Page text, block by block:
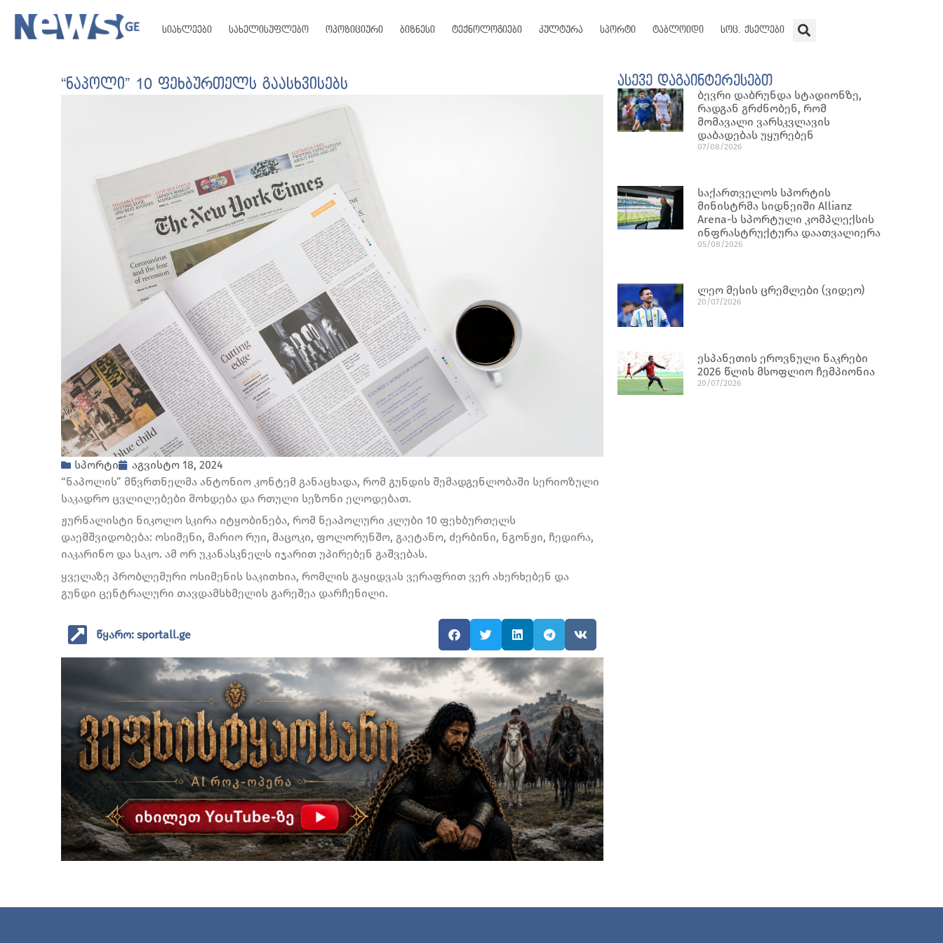
სიახლეები სახელისუფლებო ოპოზიციური ბიზნესი ტექნოლოგიები კულტურა სპორტი ტაბლოიდი სოც. ქსელები
“ნაპოლი” 10 ფეხბურთელს გაასხვისებს
სპორტი
აგვისტო 18, 2024
“ნაპოლის” მწვრთნელმა ანტონიო კონტემ განაცხადა, რომ გუნდის შემადგენლობაში სერიოზული
საკადრო ცვლილებები მოხდება და რთული სეზონი ელოდებათ.
ჟურნალისტი ნიკოლო სკირა იტყობინება, რომ ნეაპოლური კლუბი 10 ფეხბურთელს
დაემშვიდობება: ოსიმენი, მარიო რუი, მაცოკი, ფოლორუნშო, გაეტანო, ძერბინი, ნგონჟი, ჩედირა,
იაკარინო და საკო. ამ ორ უკანასკნელს იჯარით უპირებენ გაშვებას.
ყველაზე პრობლემური ოსიმენის საკითხია, რომლის გაყიდვას ვერაფრით ვერ ახერხებენ და
გუნდი ცენტრალური თავდამსხმელის გარეშეა დარჩენილი.
წყარო: sportall.ge
ასევე დაგაინტერესებთ
ბევრი დაბრუნდა სტადიონზე,
რადგან გრძნობენ, რომ
მომავალი ვარსკვლავის
დაბადებას უყურებენ
07/08/2026
საქართველოს სპორტის
მინისტრმა სიდნეიში Allianz
Arena-ს სპორტული კომპლექსის
ინფრასტრუქტურა დაათვალიერა
05/08/2026
ლეო მესის ცრემლები (ვიდეო)
20/07/2026
ესპანეთის ეროვნული ნაკრები
2026 წლის მსოფლიო ჩემპიონია
20/07/2026